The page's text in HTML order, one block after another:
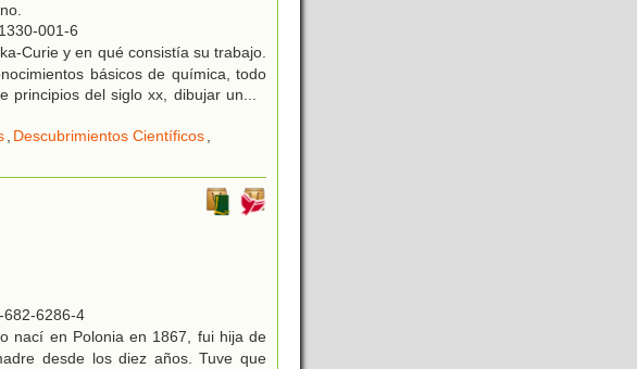
001-6
Curie y en qué consistía su trabajo.
básicos de química, todo
principios del siglo xx, dibujar un...
, Descubrimientos Científicos,
682-6286-4
nací en Polonia en 1867, fui hija de
desde los diez años. Tuve que